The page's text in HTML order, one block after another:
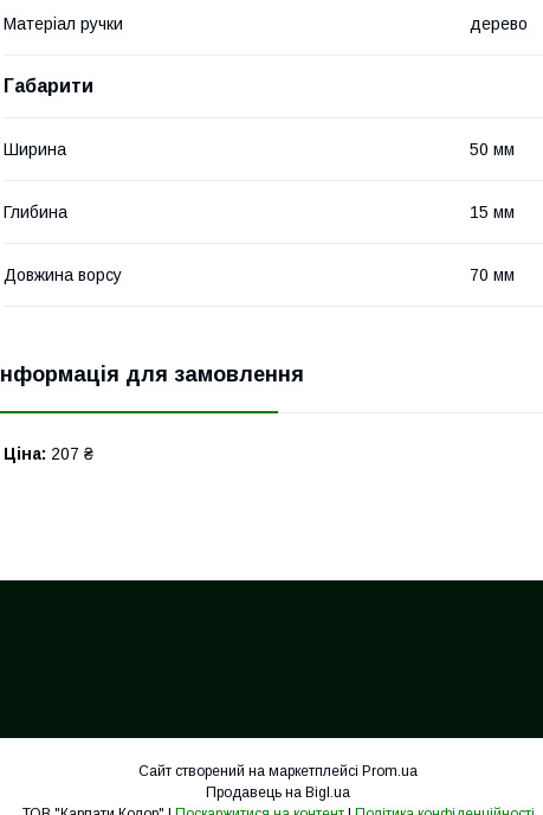
Матеріал ручки дерево
Габарити
Ширина 50 мм
Глибина 15 мм
Довжина ворсу 70 мм
Інформація для замовлення
Ціна: 207 ₴
Сайт створений на маркетплейсі Prom.ua
Продавець на Bigl.ua